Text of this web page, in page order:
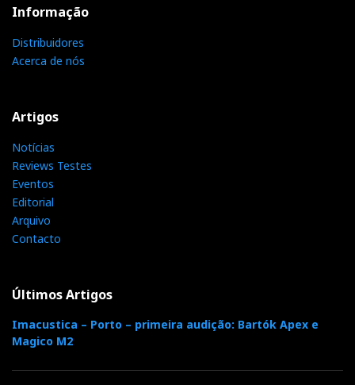
Elac - Auditório com as Concentro L 809
FiiO
A primeira grande novidade da FiiO em Viena foi o
USB, coaxial e Bluetooth com LDAC, saída para
subwoofer/pré-out e controlos de graves e agudos.
Informação
Distribuidores
Acerca de nós
Artigos
Notícias
Reviews Testes
Eventos
Editorial
Arquivo
Contacto
Últimos Artigos
Imacustica – Porto – primeira audição: Bartók Apex e
Magico M2